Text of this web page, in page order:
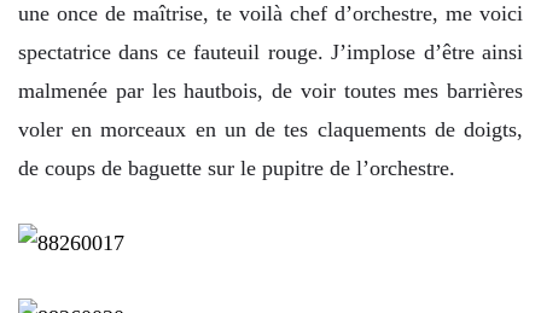
une once de maîtrise, te voilà chef d’orchestre, me voici
spectatrice dans ce fauteuil rouge. J’implose d’être ainsi
malmenée par les hautbois, de voir toutes mes barrières
voler en morceaux en un de tes claquements de doigts,
de coups de baguette sur le pupitre de l’orchestre.